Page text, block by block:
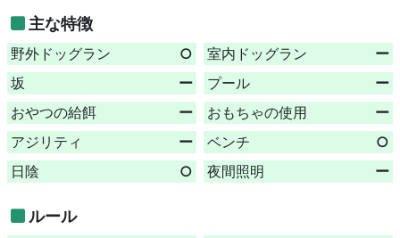
主な特徴
野外ドッグラン ○ 室内ドッグラン
ー
坂
ー プール
ー
おやつの給餌
ー おもちゃの使用
ー
アジリティ
ー ベンチ
○
日陰
○ 夜間照明 ー
ルール